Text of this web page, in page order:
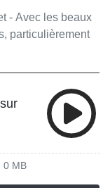
particulièrement
vous sur
0 MB